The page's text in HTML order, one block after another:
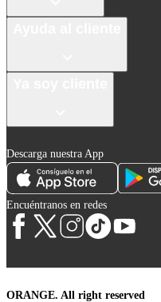
Descarga nuestra App
Encuéntranos en redes
ORANGE. All right reserved